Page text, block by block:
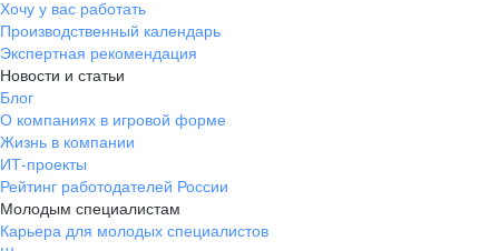
Хочу у вас работать
Производственный календарь
Экспертная рекомендация
Новости и статьи
Блог
О компаниях в игровой форме
Жизнь в компании
ИТ-проекты
Рейтинг работодателей России
Молодым специалистам
Карьера для молодых специалистов